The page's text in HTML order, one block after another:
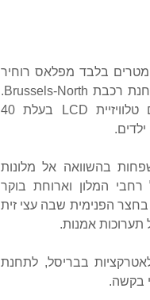
פרוגרס, בית מלון מומלץ בבריסל בדירוג 4 כוכבים, מרוחק 100 מטרים בלבד מפלאס רוחיר
(Rogier) ומתחנת מטרו רוחיר וממוקם 5 דקות הליכה בלבד מתחנת רכבת Brussels-North.
במלון יש מתקני כושר ויחידות אירוח מודרניות ומפוארות עם טלוויזיית LCD בעלת 40
בהשוואה אל מלונות
המלון וארוחת בוקר
בחצר הפנימית שבה עצי זית
תערוכות אמנות.
בבריסל, לתחנת
בקשה.